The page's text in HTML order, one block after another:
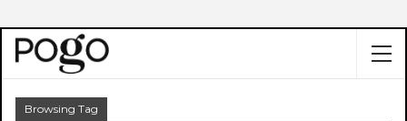
Browsing Tag